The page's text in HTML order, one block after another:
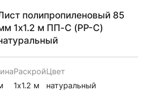
полипропиленовый 85
1х1.2 м ПП-С (PP-C)
Раскрой
1х1.2 м
Цвет
натуральный